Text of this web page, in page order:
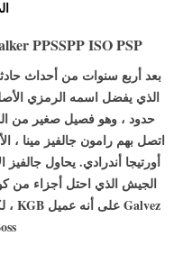
PPSSPP ISO PSP
بعد أربع سنوات من أحداث
الذي يفضل اسمه الرمزي
حدود ، وهو فصيل صغير من
اتصل بهم رامون جالفيز مينا ،
أورتيجا أندرادي. يحاول جالفيز
الجيش الذي احتل أجزاء من